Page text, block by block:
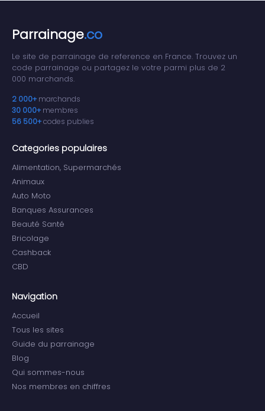
Parrainage.co
Le site de parrainage de reference en France. Trouvez un
code parrainage ou partagez le votre parmi plus de 2
000 marchands.
2 000+ marchands
30 000+ membres
56 500+codes publies
Categories populaires
Alimentation, Supermarchés
Animaux
Auto Moto
Banques Assurances
Beauté Santé
Bricolage
Cashback
CBD
Navigation
Accueil
Tous les sites
Guide du parrainage
Blog
Qui sommes-nous
Nos membres en chiffres